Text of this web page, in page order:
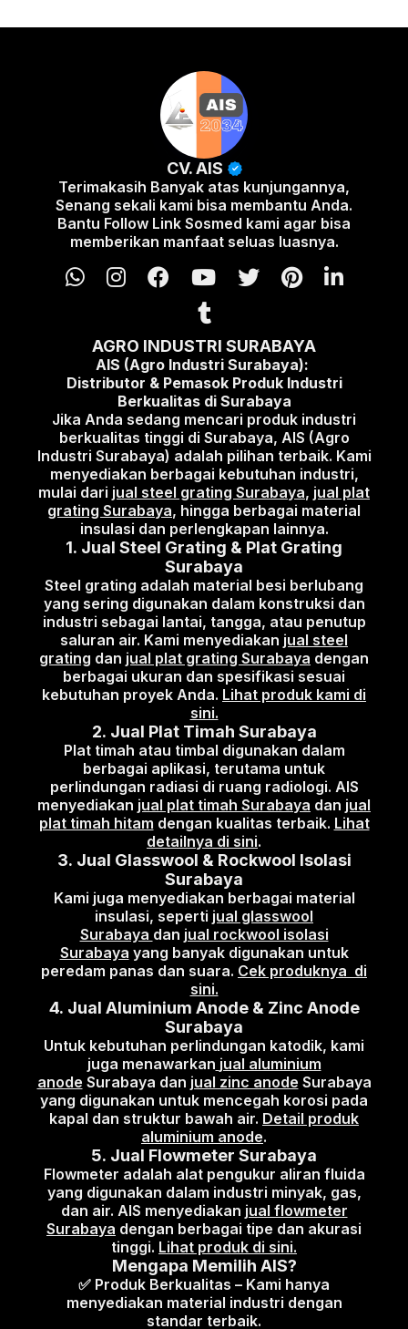
CV. AIS
Terimakasih Banyak atas kunjungannya,
Senang sekali kami bisa membantu Anda.
Bantu Follow Link Sosmed kami agar bisa
memberikan manfaat seluas luasnya.
AGRO INDUSTRI SURABAYA
AIS (Agro Industri Surabaya):
Distributor & Pemasok Produk Industri
Berkualitas di Surabaya
Jika Anda sedang mencari produk industri
berkualitas tinggi di Surabaya, AIS (Agro
Industri Surabaya) adalah pilihan terbaik. Kami
menyediakan berbagai kebutuhan industri,
mulai dari jual steel grating Surabaya, jual plat
grating Surabaya, hingga berbagai material
insulasi dan perlengkapan lainnya.
1. Jual Steel Grating & Plat Grating
Surabaya
Steel grating adalah material besi berlubang
yang sering digunakan dalam konstruksi dan
industri sebagai lantai, tangga, atau penutup
saluran air. Kami menyediakan jual steel
grating dan jual plat grating Surabaya dengan
berbagai ukuran dan spesifikasi sesuai
kebutuhan proyek Anda. Lihat produk kami di
sini.
2. Jual Plat Timah Surabaya
Plat timah atau timbal digunakan dalam
berbagai aplikasi, terutama untuk
perlindungan radiasi di ruang radiologi. AIS
menyediakan jual plat timah Surabaya dan jual
plat timah hitam dengan kualitas terbaik. Lihat
detailnya di sini.
3. Jual Glasswool & Rockwool Isolasi
Surabaya
Kami juga menyediakan berbagai material
insulasi, seperti jual glasswool
Surabaya dan jual rockwool isolasi
Surabaya yang banyak digunakan untuk
peredam panas dan suara. Cek produknya di
sini.
4. Jual Aluminium Anode & Zinc Anode
Surabaya
Untuk kebutuhan perlindungan katodik, kami
juga menawarkan jual aluminium
anode Surabaya dan jual zinc anode Surabaya
yang digunakan untuk mencegah korosi pada
kapal dan struktur bawah air. Detail produk
aluminium anode.
5. Jual Flowmeter Surabaya
Flowmeter adalah alat pengukur aliran fluida
yang digunakan dalam industri minyak, gas,
dan air. AIS menyediakan jual flowmeter
Surabaya dengan berbagai tipe dan akurasi
tinggi. Lihat produk di sini.
Mengapa Memilih AIS?
✅ Produk Berkualitas – Kami hanya
menyediakan material industri dengan
standar terbaik.